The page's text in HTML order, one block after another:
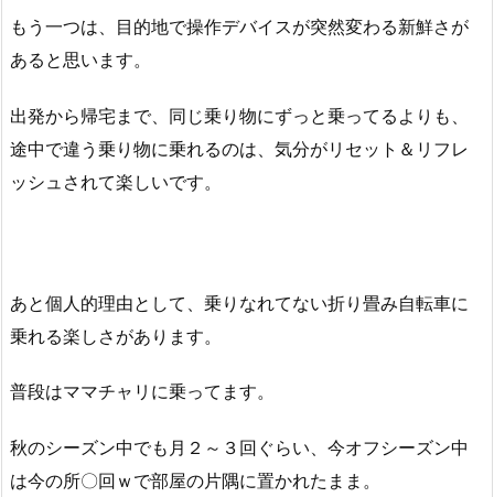
もう一つは、目的地で操作デバイスが突然変わる新鮮さが
あると思います。
出発から帰宅まで、同じ乗り物にずっと乗ってるよりも、
途中で違う乗り物に乗れるのは、気分がリセット＆リフレ
ッシュされて楽しいです。
あと個人的理由として、乗りなれてない折り畳み自転車に
乗れる楽しさがあります。
普段はママチャリに乗ってます。
秋のシーズン中でも月２～３回ぐらい、今オフシーズン中
は今の所〇回ｗで部屋の片隅に置かれたまま。